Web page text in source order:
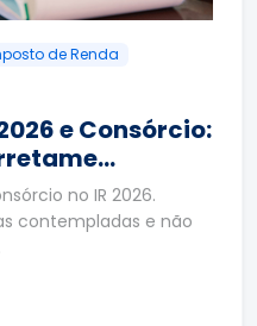
de Renda
e Consórcio:
no IR 2026.
contempladas e não